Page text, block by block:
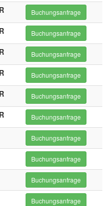
Buchungsanfrage
Buchungsanfrage
Buchungsanfrage
Buchungsanfrage
Buchungsanfrage
Buchungsanfrage
Buchungsanfrage
Buchungsanfrage
Buchungsanfrage
Buchungsanfrage